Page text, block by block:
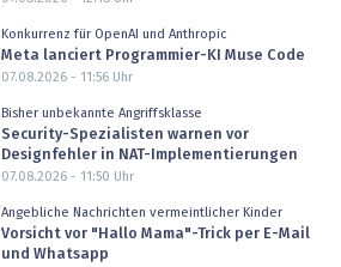
Konkurrenz für OpenAI und Anthropic
Meta lanciert Programmier-KI Muse Code
07.08.2026 - 11:56Uhr
Bisher unbekannte Angriffsklasse
Security-Spezialisten warnen vor
Designfehler in NAT-Implementierungen
07.08.2026 - 11:50 Uhr
Angebliche Nachrichten vermeintlicher Kinder
Vorsicht vor "Hallo Mama"-Trick per E-Mail
und Whatsapp